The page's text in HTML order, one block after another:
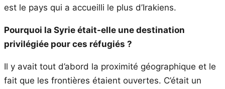
est le pays qui a accueilli le plus d’Irakiens.
Pourquoi la Syrie était-elle une destination
privilégiée pour ces réfugiés ?
Il y avait tout d’abord la proximité géographique et le
fait que les frontières étaient ouvertes. C’était un